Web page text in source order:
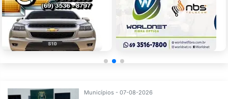
Municípios - 07-08-2026